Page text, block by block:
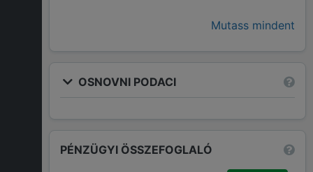
Mutass mindent
OSNOVNI PODACI
PÉNZÜGYI ÖSSZEFOGLALÓ